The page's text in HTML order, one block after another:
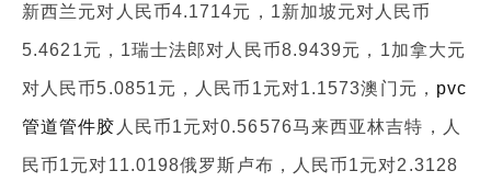
新西兰元对人民币4.1714元，1新加坡元对人民币
5.4621元，1瑞士法郎对人民币8.9439元，1加拿大元
对人民币5.0851元，人民币1元对1.1573澳门元， pvc
管道管件胶 人民币1元对0.56576马来西亚林吉特，人
民币1元对11.0198俄罗斯卢布，人民币1元对2.3128